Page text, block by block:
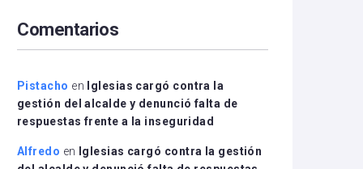
disminuir
el
Comentarios
Pistacho en
Iglesias cargó contra la
gestión del alcalde y denunció falta de
respuestas frente a la inseguridad
Alfredo en
Iglesias cargó contra la gestión